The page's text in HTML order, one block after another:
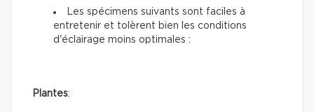
Les spécimens suivants sont faciles à
entretenir et tolèrent bien les conditions
d'éclairage moins optimales :
Plantes: